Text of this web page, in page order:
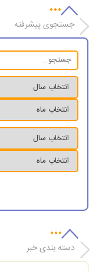
جستجوی پیشرفته
دسته بندی خبر